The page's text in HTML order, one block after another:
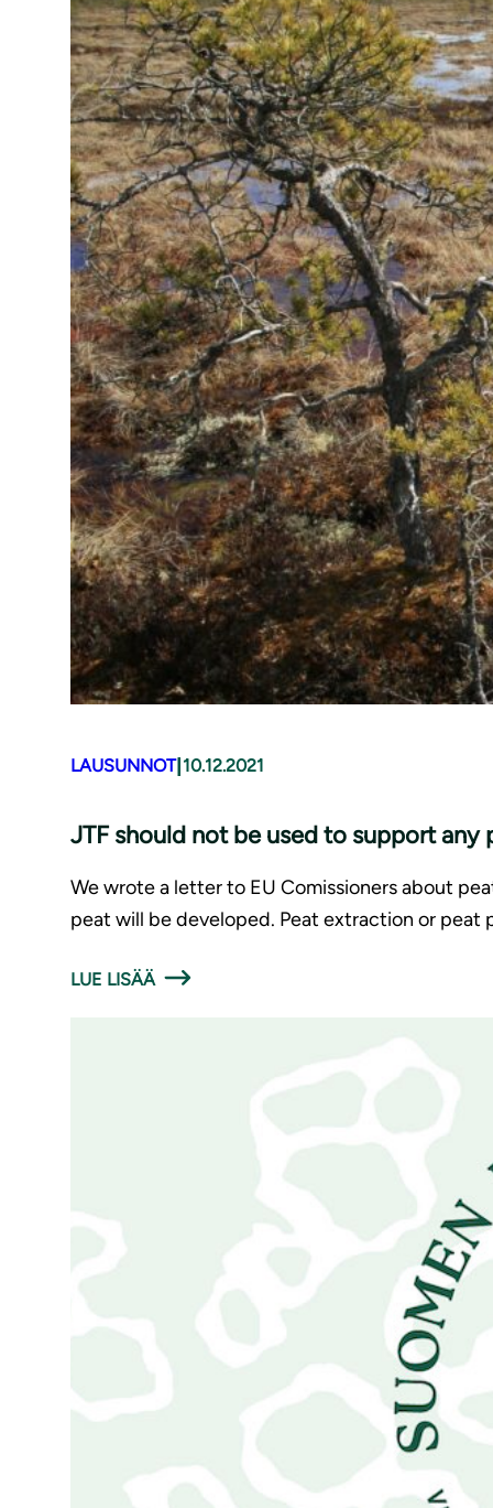
LAUSUNNOT| 10.12.2021
JTF should not be used to support
We wrote a letter to EU Comissioners about
peat will be developed. Peat extraction or
LUE LISÄÄ